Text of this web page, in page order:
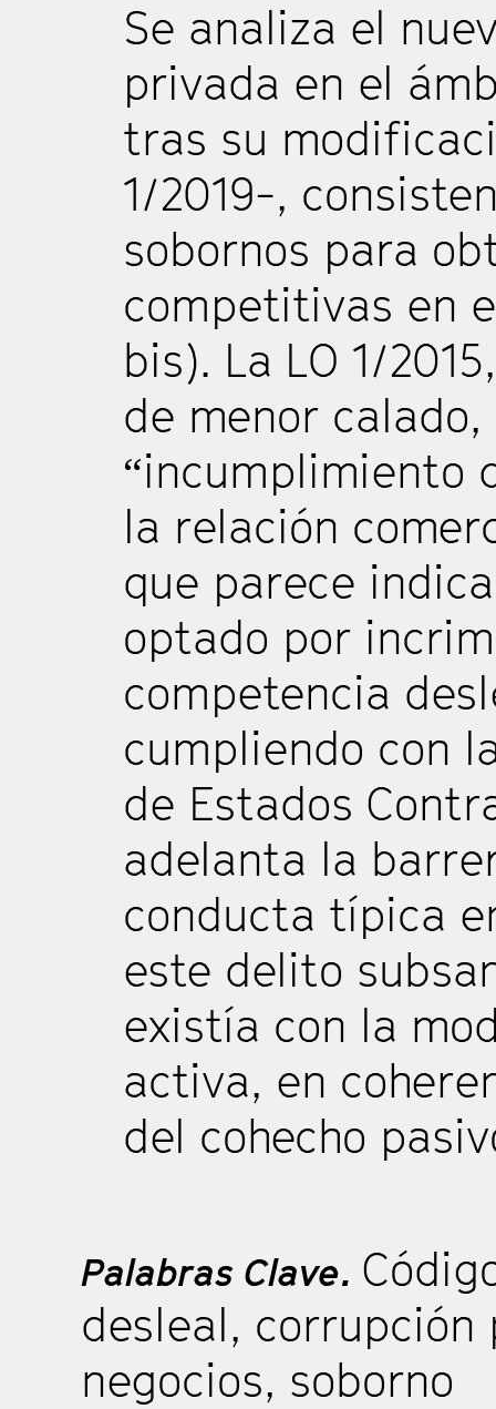
Se analiza el
privada en el
tras su
1/2019-,
sobornos para
competitivas en
bis). La LO 1/
de menor
“incumplimiento
la relación
que parece
optado por
competencia
cumpliendo con
de Estados
adelanta la
conducta típica
este delito
existía con la
activa, en
del cohecho
Palabras Clave.
desleal, corrupción
negocios, soborno